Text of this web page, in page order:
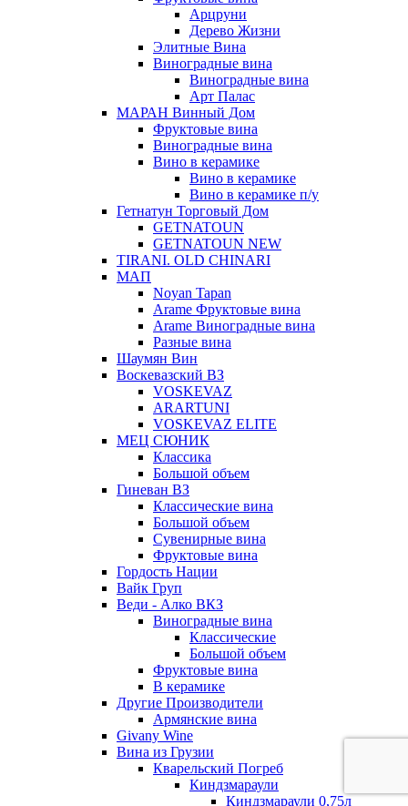
Арцруни
Дерево Жизни
Элитные Вина
Виноградные вина
Виноградные вина
Арт Палас
МАРАН Винный Дом
Фруктовые вина
Виноградные вина
Вино в керамике
Вино в керамике
Вино в керамике п/у
Гетнатун Торговый Дом
GETNATOUN
GETNATOUN NEW
TIRANI. OLD CHINARI
МАП
Noyan Tapan
Arame Фруктовые вина
Arame Виноградные вина
Разные вина
Шаумян Вин
Воскевазский ВЗ
VOSKEVAZ
ARARTUNI
VOSKEVAZ ELITE
МЕЦ СЮНИК
Классика
Большой объем
Гиневан ВЗ
Классические вина
Большой объем
Сувенирные вина
Фруктовые вина
Гордость Нации
Вайк Груп
Веди - Алко ВКЗ
Виноградные вина
Классические
Большой объем
Фруктовые вина
В керамике
Другие Производители
Армянские вина
Givany Wine
Вина из Грузии
Кварельский Погреб
Киндзмараули
Киндзмараули 0,75л